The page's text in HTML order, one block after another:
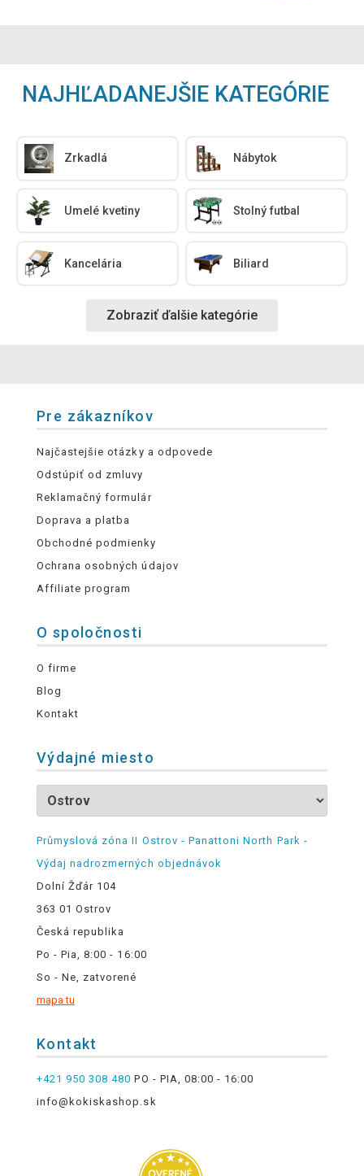
NAJHĽADANEJŠIE KATEGÓRIE
Zrkadlá Nábytok
Umelé kvetiny Stolný futbal
Kancelária Biliard
Zobraziť ďalšie kategórie
Pre zákazníkov
Najčastejšie otázky a odpovede
Odstúpiť od zmluvy
Reklamačný formulár
Doprava a platba
Obchodné podmienky
Ochrana osobných údajov
Affiliate program
O spoločnosti
O firme
Blog
Kontakt
Výdajné miesto
Průmyslová zóna II Ostrov - Panattoni North Park -
Výdaj nadrozmerných objednávok
Dolní Žďár 104
363 01 Ostrov
Česká republika
Po - Pia, 8:00 - 16:00
So - Ne, zatvorené
mapa tu
Kontakt
+421 950 308 480 PO - PIA, 08:00 - 16:00
info@kokiskashop.sk